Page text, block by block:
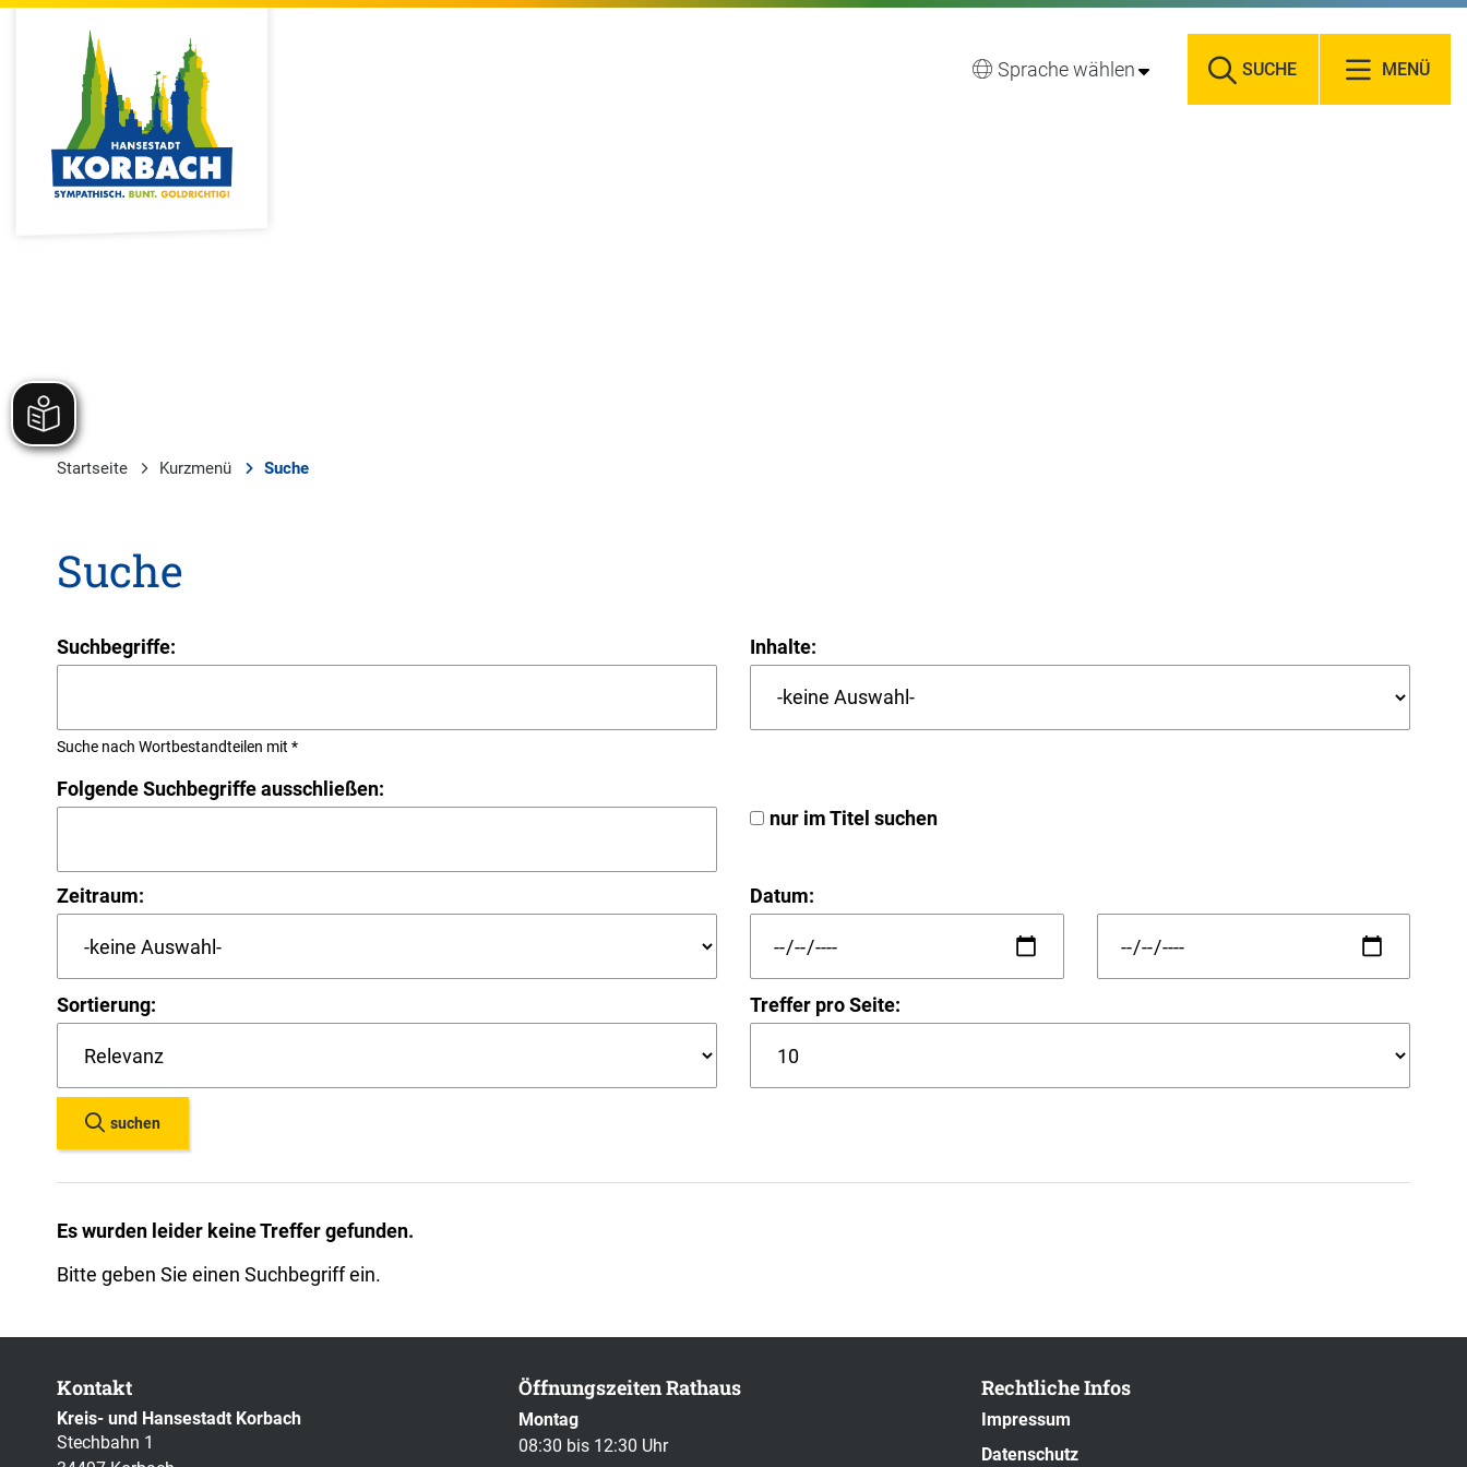
Sprache wählen SUCHE MENÜ
Startseite Kurzmenü Suche
Suche
Suchbegriffe:
Suche nach Wortbestandteilen mit *
Inhalte:
Folgende Suchbegriffe ausschließen:
nur im Titel suchen
Zeitraum: Datum:
Sortierung: Treffer pro Seite:
suchen
Es wurden leider keine Treffer gefunden.
Bitte geben Sie einen Suchbegriff ein.
Kontakt
Kreis- und Hansestadt Korbach
Stechbahn 1
Öffnungszeiten Rathaus
Montag
08:30 bis 12:30 Uhr
Rechtliche Infos
Impressum
Datenschutz